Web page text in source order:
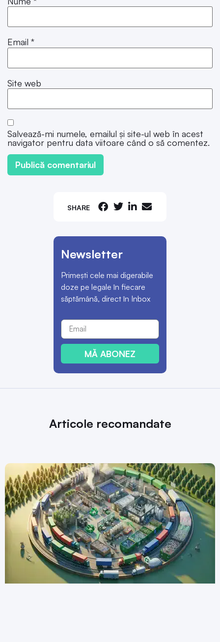
SHARE
Newsletter
Primești cele mai digerabile
doze pe legale în fiecare
săptămână, direct în Inbox
MĂ ABONEZ
Email *
Site web
Salvează-mi numele, emailul și site-ul web în acest
navigator pentru data viitoare când o să comentez.
Articole recomandate